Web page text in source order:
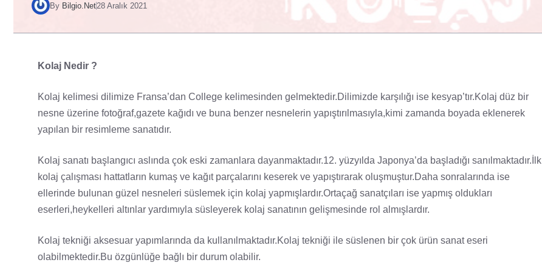
By Bilgio.Net28 Aralık 2021
Kolaj Nedir ?
Kolaj kelimesi dilimize Fransa’dan College kelimesinden gelmektedir.Dilimizde karşılığı ise kesyap’tır.Kolaj düz bir
nesne üzerine fotoğraf,gazete kağıdı ve buna benzer nesnelerin yapıştırılmasıyla,kimi zamanda boyada eklenerek
yapılan bir resimleme sanatıdır.
Kolaj sanatı başlangıcı aslında çok eski zamanlara dayanmaktadır.12. yüzyılda Japonya’da başladığı sanılmaktadır.İlk
kolaj çalışması hattatların kumaş ve kağıt parçalarını keserek ve yapıştırarak oluşmuştur.Daha sonralarında ise
ellerinde bulunan güzel nesneleri süslemek için kolaj yapmışlardır.Ortaçağ sanatçıları ise yapmış oldukları
eserleri,heykelleri altınlar yardımıyla süsleyerek kolaj sanatının gelişmesinde rol almışlardır.
Kolaj tekniği aksesuar yapımlarında da kullanılmaktadır.Kolaj tekniği ile süslenen bir çok ürün sanat eseri
olabilmektedir.Bu özgünlüğe bağlı bir durum olabilir.